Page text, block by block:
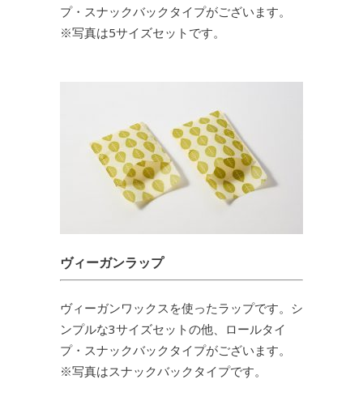
プ・スナックバックタイプがございます。
※写真は5サイズセットです。
ヴィーガンラップ
ヴィーガンワックスを使ったラップです。シ
ンプルな3サイズセットの他、ロールタイ
プ・スナックバックタイプがございます。
※写真はスナックバックタイプです。